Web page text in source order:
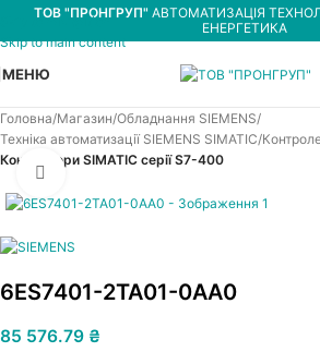
Skip to navigation
Skip to main content
ТОВ "ПРОНГРУП" АВТОМАТИЗАЦІЯ
ЕНЕРГЕТИКА
МЕНЮ
Головна Магазин Обладнання SIEMENS
Техніка автоматизації SIEMENS SIMATIC
Контролери SIMATIC серії S7-400
Увеличить
6ES7401-2TA01-0AA0
85 576.79 ₴